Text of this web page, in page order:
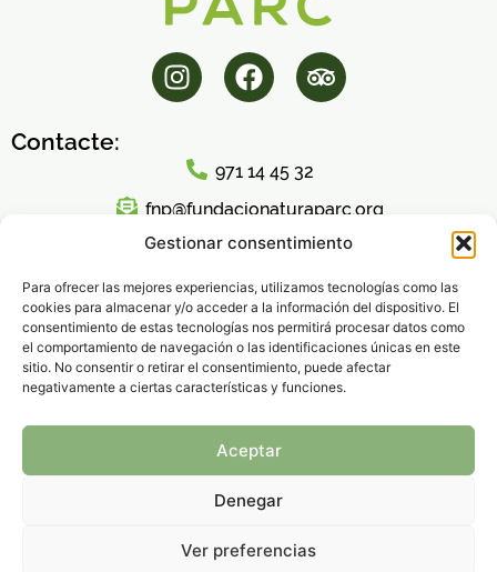
Gestionar consentimiento
Para ofrecer las mejores experiencias, utilizamos tecnologías como las
cookies para almacenar y/o acceder a la información del dispositivo. El
consentimiento de estas tecnologías nos permitirá procesar datos como
el comportamiento de navegación o las identificaciones únicas en este
sitio. No consentir o retirar el consentimiento, puede afectar
negativamente a ciertas características y funciones.
Aceptar
Denegar
Ver preferencias
Contacte:
971 14 45 32
fnp@fundacionaturaparc.org
Lunes a Viernes
8:00h – 16:00h
Política de Privacidad|Aviso legal|Política de
Cookies
© 2026 Fundación Natura Parc – Todos los derechos
reservados.